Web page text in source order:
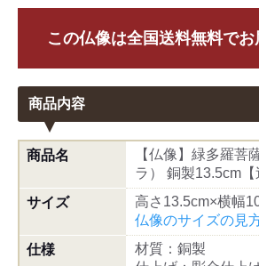
この仏像は全国送料無料でお
商品内容
商品名
【仏像】緑多羅菩
ラ） 銅製13.5cm【
サイズ
高さ13.5cm×横幅
仏像のサイズの見
仕様
材質：銅製